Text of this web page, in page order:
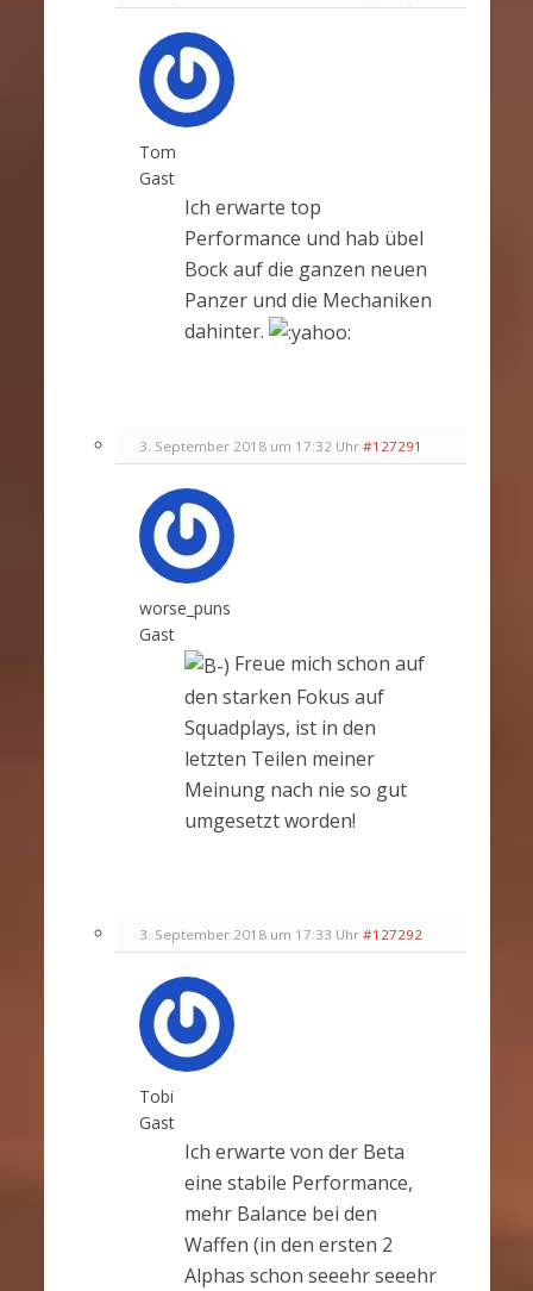
Tom
Gast
Ich erwarte top
Performance und hab übel
Bock auf die ganzen neuen
Panzer und die Mechaniken
dahinter.
3. September 2018 um 17:32 Uhr #127291
worse_puns
Gast
Freue mich schon auf
den starken Fokus auf
Squadplays, ist in den
letzten Teilen meiner
Meinung nach nie so gut
umgesetzt worden!
3. September 2018 um 17:33 Uhr #127292
Tobi
Gast
Ich erwarte von der Beta
eine stabile Performance,
mehr Balance bei den
Waffen (in den ersten 2
Alphas schon seeehr seeehr